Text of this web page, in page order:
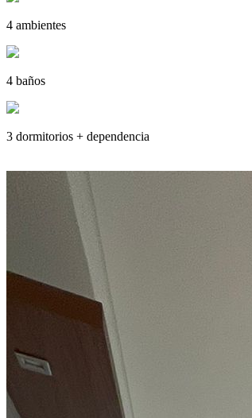
4 ambientes
4 baños
3 dormitorios + dependencia